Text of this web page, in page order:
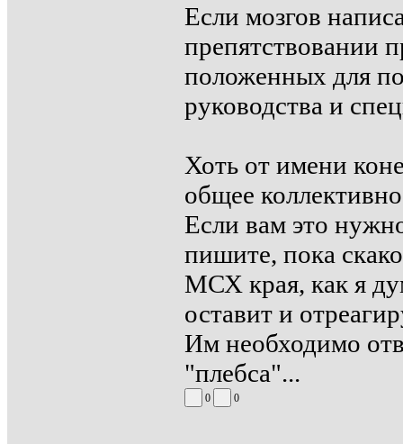
Если мозгов
препятствовании
положенных для
руководства и
Хоть от имени
общее
Если вам это
пишите, пока
МСХ края, как я
оставит и
Им необходимо
"плебса"...
0 0